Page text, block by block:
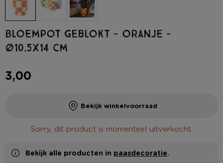
Bloempot geblokt - oranje -
ø10.5x14 cm
3,00
Bekijk winkelvoorraad
Sorry, dit product is momenteel uitverkocht.
Bekijk alle producten in paasdecoratie.